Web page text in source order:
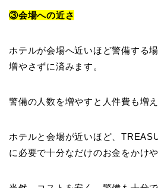
③会場への近さ
ホテルが会場へ近いほど警備する
増やさずに済みます。
警備の人数を増やすと人件費も増え
ホテルと会場が近いほど、
に必要で十分なだけのお金をかけ